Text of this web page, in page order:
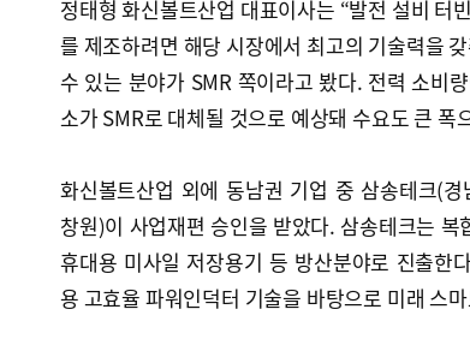
정태형 화신볼트산업 대표이사는 “발전 설비 터
를 제조하려면 해당 시장에서 최고의 기술력을
수 있는 분야가 SMR 쪽이라고 봤다. 전력 소비
소가 SMR로 대체될 것으로 예상돼 수요도 큰 폭
화신볼트산업 외에 동남권 기업 중 삼송테크(
창원)이 사업재편 승인을 받았다. 삼송테크는
휴대용 미사일 저장용기 등 방산분야로 진출한
용 고효율 파워인덕터 기술을 바탕으로 미래 스